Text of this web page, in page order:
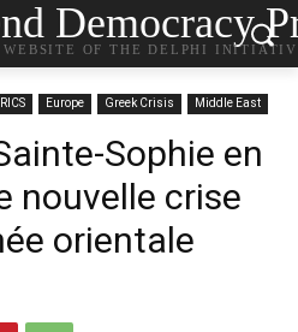
Democracy
WEBSITE OF THE DELPHI
Europe Greek Crisis Middle East
Sophie en
nouvelle crise
orientale